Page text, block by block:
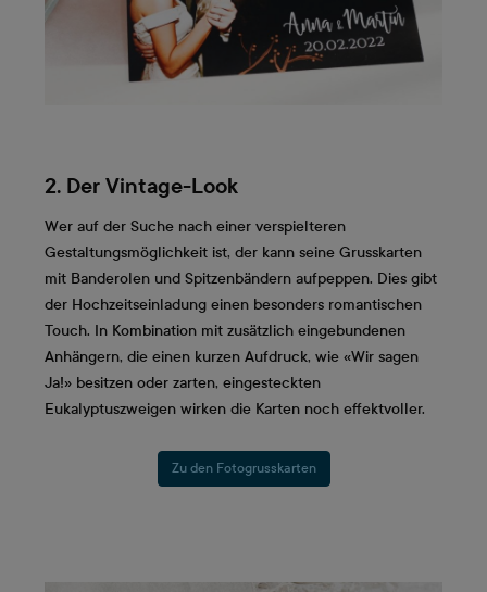
2. Der Vintage-Look
Wer auf der Suche nach einer verspielteren
Gestaltungsmöglichkeit ist, der kann seine Grusskarten
mit Banderolen und Spitzenbändern aufpeppen. Dies gibt
der Hochzeitseinladung einen besonders romantischen
Touch. In Kombination mit zusätzlich eingebundenen
Anhängern, die einen kurzen Aufdruck, wie «Wir sagen
Ja!» besitzen oder zarten, eingesteckten
Eukalyptuszweigen wirken die Karten noch effektvoller.
Zu den Fotogrusskarten